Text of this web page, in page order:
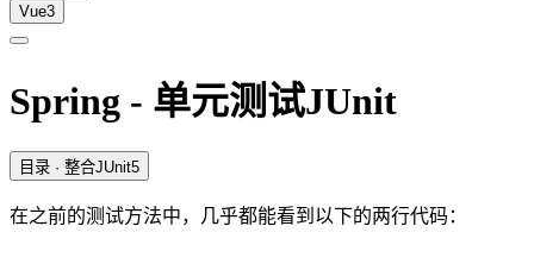
Vue3
Spring - 单元测试JUnit
目录 · 整合JUnit5
在之前的测试方法中，几乎都能看到以下的两行代码：